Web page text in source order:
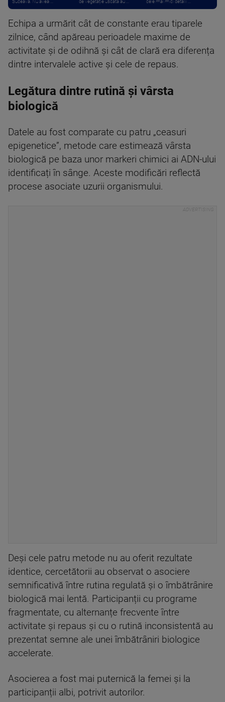
Echipa a urmărit cât de constante erau tiparele
zilnice, când apăreau perioadele maxime de
activitate și de odihnă și cât de clară era diferența
dintre intervalele active și cele de repaus.
Legătura dintre rutină și vârsta
biologică
Datele au fost comparate cu patru „ceasuri
epigenetice”, metode care estimează vârsta
biologică pe baza unor markeri chimici ai ADN-ului
identificați în sânge. Aceste modificări reflectă
procese asociate uzurii organismului.
Deși cele patru metode nu au oferit rezultate
identice, cercetătorii au observat o asociere
semnificativă între rutina regulată și o îmbătrânire
biologică mai lentă. Participanții cu programe
fragmentate, cu alternanțe frecvente între
activitate și repaus și cu o rutină inconsistentă au
prezentat semne ale unei îmbătrâniri biologice
accelerate.
Asocierea a fost mai puternică la femei și la
participanții albi, potrivit autorilor.